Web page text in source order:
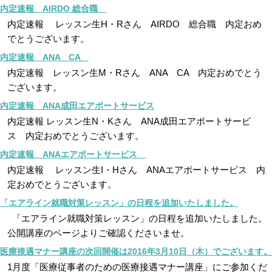
内定速報 AIRDO 総合職
内定速報 レッスン生H・Rさん AIRDO 総合職 内定おめ
でとうございます。
内定速報 ANA CA
内定速報 レッスン生M・Rさん ANA CA 内定おめでとう
ございます。
内定速報 ANA成田エアポートサービス
内定速報 レッスン生N・Kさん ANA成田エアポートサービ
ス 内定おめでとうございます。
内定速報 ANAエアポートサービス
内定速報 レッスン生I・Hさん ANAエアポートサービス 内
定おめでとうございます。
「エアライン就職対策レッスン」の日程を追加いたしました。
「エアライン就職対策レッスン」の日程を追加いたしました。
公開講座のページよりご確認くださいませ。
医療接遇マナー講座の次回開催は2016年3月10日（木）でございます。
1月度「医療従事者のための医療接遇マナー講座」にご参加くだ